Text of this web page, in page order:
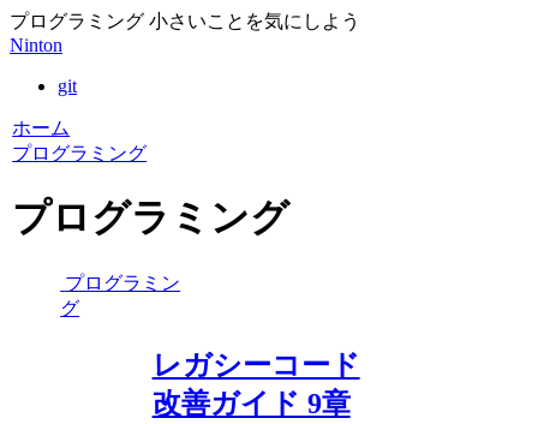
プログラミング 小さいことを気にしよう
Ninton
git
ホーム
プログラミング
プログラミング
プログラミン
グ
レガシーコード
改善ガイド 9章